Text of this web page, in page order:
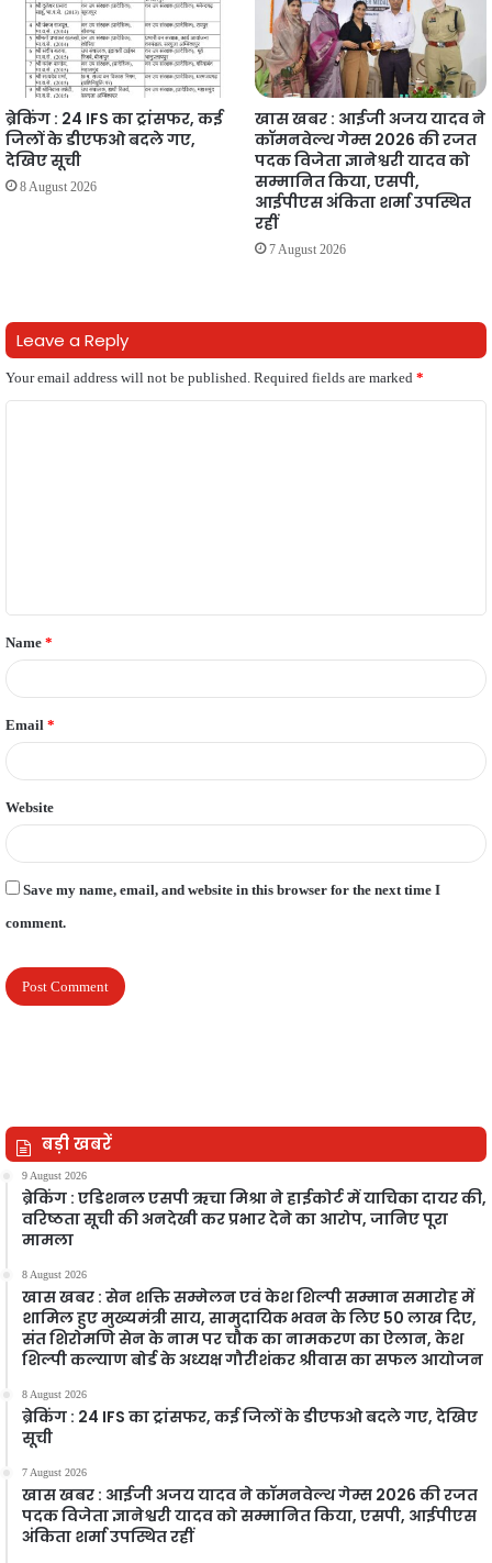
ब्रेकिंग : 24 IFS का ट्रांसफर, कई
जिलों के डीएफओ बदले गए,
देखिए सूची
8 August 2026
खास खबर : आईजी अजय यादव ने
कॉमनवेल्थ गेम्स 2026 की रजत
पदक विजेता ज्ञानेश्वरी यादव को
सम्मानित किया, एसपी,
आईपीएस अंकिता शर्मा उपस्थित
रहीं
7 August 2026
Leave a Reply
Your email address will not be published. Required fields are marked *
t
*
Name *
Email *
Website
Save my name, email, and website in this browser for the next time I
comment.
बड़ी खबरें
9 August 2026
ब्रेकिंग : एडिशनल एसपी ऋचा मिश्रा ने हाईकोर्ट में याचिका दायर की,
वरिष्ठता सूची की अनदेखी कर प्रभार देने का आरोप, जानिए पूरा
मामला
8 August 2026
खास खबर : सेन शक्ति सम्मेलन एवं केश शिल्पी सम्मान समारोह में
शामिल हुए मुख्यमंत्री साय, सामुदायिक भवन के लिए 50 लाख दिए,
संत शिरोमणि सेन के नाम पर चौक का नामकरण का ऐलान, केश
शिल्पी कल्याण बोर्ड के अध्यक्ष गौरीशंकर श्रीवास का सफल आयोजन
8 August 2026
ब्रेकिंग : 24 IFS का ट्रांसफर, कई जिलों के डीएफओ बदले गए, देखिए
सूची
7 August 2026
खास खबर : आईजी अजय यादव ने कॉमनवेल्थ गेम्स 2026 की रजत
पदक विजेता ज्ञानेश्वरी यादव को सम्मानित किया, एसपी, आईपीएस
अंकिता शर्मा उपस्थित रहीं